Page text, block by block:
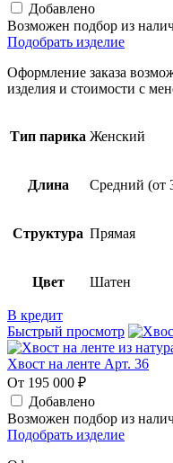
Добавлено
Возможен подбор из
Подобрать изделие
Оформление заказа
изделия и стоимости с
Тип парика Женский
Длина Средний (от
Структура Прямая
Цвет Шатен
В кредит
Быстрый просмотр
Хвост на ленте Арт. 36
От 195 000 ₽
Добавлено
Возможен подбор из
Подобрать изделие